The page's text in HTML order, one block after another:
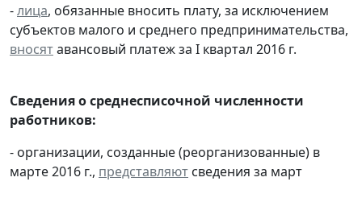
-лица, обязанные вносить плату, за исключением
субъектов малого и среднего предпринимательства,
вносятавансовый платеж за I квартал 2016 г.
Сведения о среднесписочной численности
работников:
- организации, созданные (реорганизованные) в
марте 2016 г., представляют сведения за март